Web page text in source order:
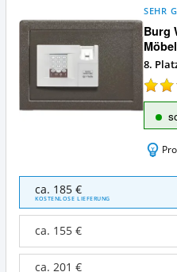
Burg
SEHR
8.
Burg
Wächter
BURG-
WÄCHTER
Möbeltresor
Angebote:
ca. 185 €
KOSTENLOSE LIEFERUNG
ca. 155 €
ca. 201 €